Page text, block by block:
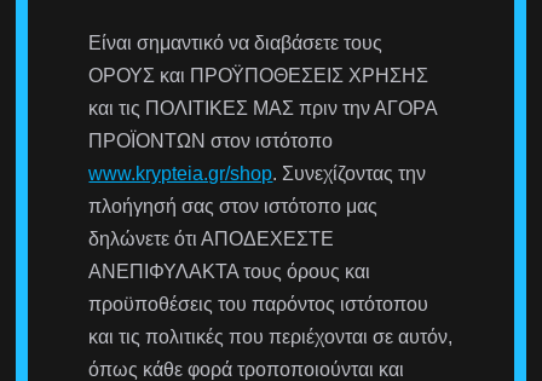
Είναι σημαντικό να διαβάσετε τους
ΟΡΟΥΣ και ΠΡΟΫΠΟΘΕΣΕΙΣ ΧΡΗΣΗΣ
και τις ΠΟΛΙΤΙΚΕΣ ΜΑΣ πριν την ΑΓΟΡΑ
ΠΡΟΪΟΝΤΩΝ στον ιστότοπο
www.krypteia.gr/shop. Συνεχίζοντας την
πλοήγησή σας στον ιστότοπο μας
δηλώνετε ότι ΑΠΟΔΕΧΕΣΤΕ
ΑΝΕΠΙΦΥΛΑΚΤΑ τους όρους και
προϋποθέσεις του παρόντος ιστότοπου
και τις πολιτικές που περιέχονται σε αυτόν,
όπως κάθε φορά τροποποιούνται και